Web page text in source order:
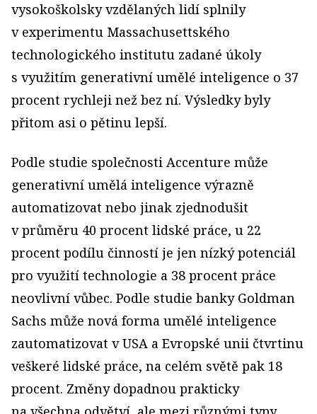
vysokoškolsky vzdělaných lidí splnily
v experimentu Massachusettského
technologického institutu zadané úkoly
s využitím generativní umělé inteligence o 37
procent rychleji než bez ní. Výsledky byly
přitom asi o pětinu lepší.
Podle studie společnosti Accenture může
generativní umělá inteligence výrazně
automatizovat nebo jinak zjednodušit
v průměru 40 procent lidské práce, u 22
procent podílu činností je jen nízký potenciál
pro využití technologie a 38 procent práce
neovlivní vůbec. Podle studie banky Goldman
Sachs může nová forma umělé inteligence
zautomatizovat v USA a Evropské unii čtvrtinu
veškeré lidské práce, na celém světě pak 18
procent. Změny dopadnou prakticky